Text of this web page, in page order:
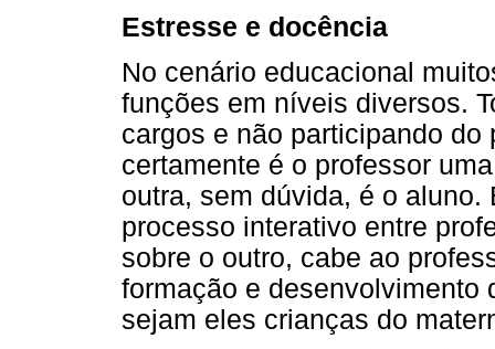
Estresse e docência
No cenário educacional
funções em níveis diversos.
cargos e não participando
certamente é o professor
outra, sem dúvida, é o
processo interativo entre
sobre o outro, cabe ao
formação e desenvolvimento
sejam eles crianças do